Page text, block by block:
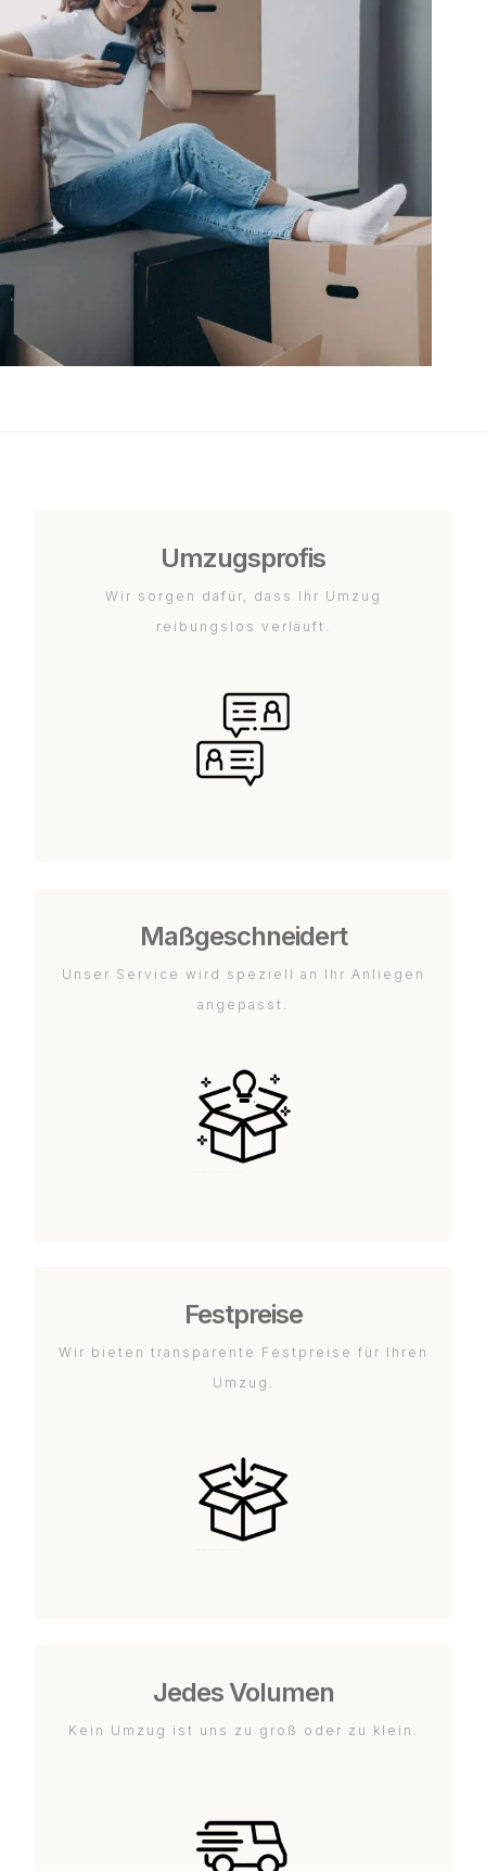
Umzugsprofis
Wir sorgen dafür, dass Ihr Umzug
reibungslos verläuft.
Maßgeschneidert
Unser Service wird speziell an Ihr Anliegen
angepasst.
Festpreise
Wir bieten transparente Festpreise für Ihren
Umzug.
Jedes Volumen
Kein Umzug ist uns zu groß oder zu klein.